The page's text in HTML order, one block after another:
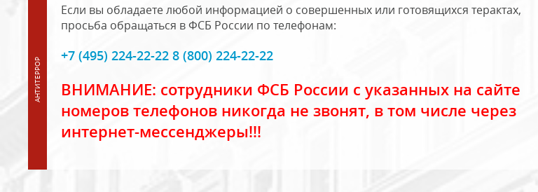
Если вы обладаете любой информацией о совершенных или готовящихся терактах,
просьба обращаться в ФСБ России по телефонам:
+7 (495) 224-22-22 8 (800) 224-22-22
ВНИМАНИЕ: сотрудники ФСБ России с указанных на сайте
номеров телефонов никогда не звонят, в том числе через
интернет-мессенджеры!!!